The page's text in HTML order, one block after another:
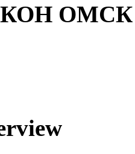
ОМСК